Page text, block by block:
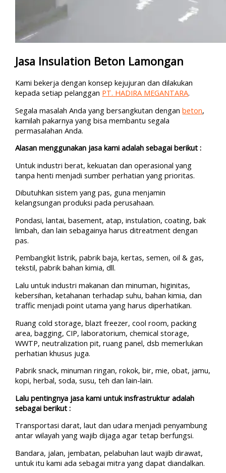
Jasa Insulation Beton Lamongan
Kami bekerja dengan konsep kejujuran dan dilakukan
kepada setiap pelanggan PT. HADIRA MEGANTARA.
Segala masalah Anda yang bersangkutan denganbeton,
kamilah pakarnya yang bisa membantu segala
permasalahan Anda.
Alasan menggunakan jasa kami adalah sebagai berikut :
Untuk industri berat, kekuatan dan operasional yang
tanpa henti menjadi sumber perhatian yang prioritas.
Dibutuhkan sistem yang pas, guna menjamin
kelangsungan produksi pada perusahaan.
Pondasi, lantai, basement, atap, instulation, coating, bak
limbah, dan lain sebagainya harus ditreatment dengan
pas.
Pembangkit listrik, pabrik baja, kertas, semen, oil & gas,
tekstil, pabrik bahan kimia, dll.
Lalu untuk industri makanan dan minuman, higinitas,
kebersihan, ketahanan terhadap suhu, bahan kimia, dan
traffic menjadi point utama yang harus diperhatikan.
Ruang cold storage, blazt freezer, cool room, packing
area, bagging, CIP, laboratorium, chemical storage,
WWTP, neutralization pit, ruang panel, dsb memerlukan
perhatian khusus juga.
Pabrik snack, minuman ringan, rokok, bir, mie, obat, jamu,
kopi, herbal, soda, susu, teh dan lain-lain.
Lalu pentingnya jasa kami untuk insfrastruktur adalah
sebagai berikut :
Transportasi darat, laut dan udara menjadi penyambung
antar wilayah yang wajib dijaga agar tetap berfungsi.
Bandara, jalan, jembatan, pelabuhan laut wajib dirawat,
untuk itu kami ada sebagai mitra yang dapat diandalkan.